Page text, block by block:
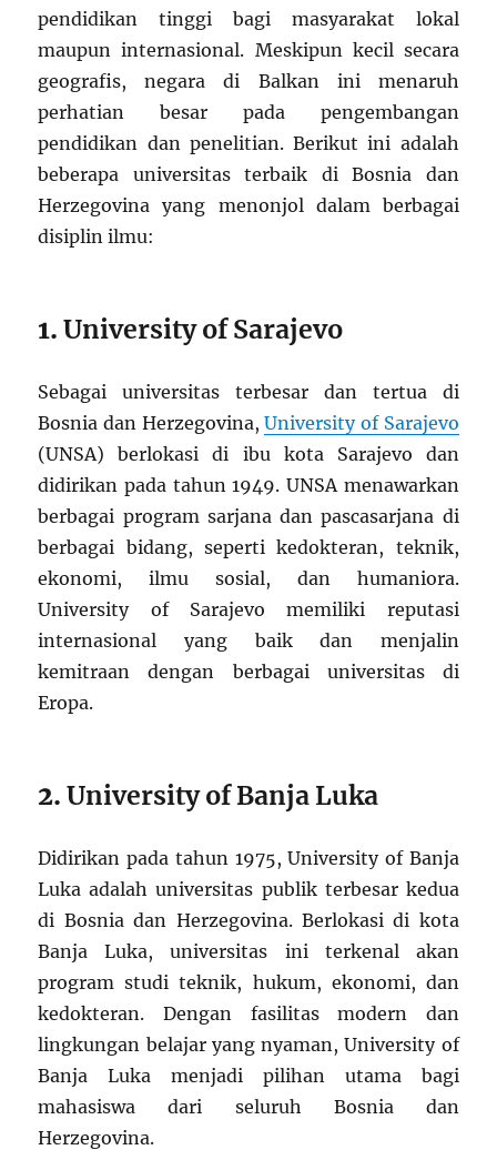
pendidikan tinggi bagi masyarakat lokal
maupun internasional. Meskipun kecil secara
geografis, negara di Balkan ini menaruh
perhatian besar pada pengembangan
pendidikan dan penelitian. Berikut ini adalah
beberapa universitas terbaik di Bosnia dan
Herzegovina yang menonjol dalam berbagai
disiplin ilmu:
1.University of Sarajevo
Sebagai universitas terbesar dan tertua di
Bosnia dan Herzegovina,University of Sarajevo
(UNSA) berlokasi di ibu kota Sarajevo dan
didirikan pada tahun 1949. UNSA menawarkan
berbagai program sarjana dan pascasarjana di
berbagai bidang, seperti kedokteran, teknik,
ekonomi, ilmu sosial, dan humaniora.
University of Sarajevo memiliki reputasi
internasional yang baik dan menjalin
kemitraan dengan berbagai universitas di
Eropa.
2.University of Banja Luka
Didirikan pada tahun 1975, University of Banja
Luka adalah universitas publik terbesar kedua
di Bosnia dan Herzegovina. Berlokasi di kota
Banja Luka, universitas ini terkenal akan
program studi teknik, hukum, ekonomi, dan
kedokteran. Dengan fasilitas modern dan
lingkungan belajar yang nyaman, University of
Banja Luka menjadi pilihan utama bagi
mahasiswa dari seluruh Bosnia dan
Herzegovina.